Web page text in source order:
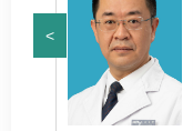
体牙髓病、牙周疾病
<